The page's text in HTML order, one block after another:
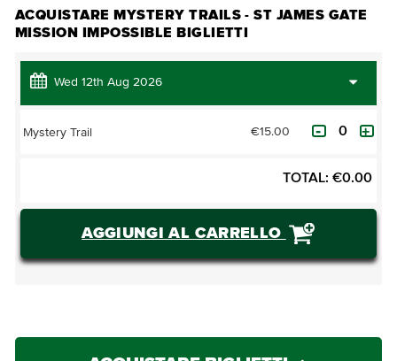
ACQUISTARE MYSTERY TRAILS - ST JAMES GATE
MISSION IMPOSSIBLE BIGLIETTI
Mystery Trail €15.00
TOTAL: €0.00
AGGIUNGI AL CARRELLO